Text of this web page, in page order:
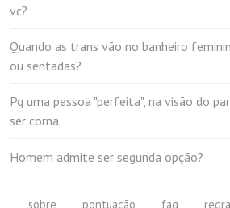
vc?
Quando as trans vão no banheiro
ou sentadas?
Pq uma pessoa "perfeita", na visão do
ser corna
Homem admite ser segunda opção?
sobre pontuação faq